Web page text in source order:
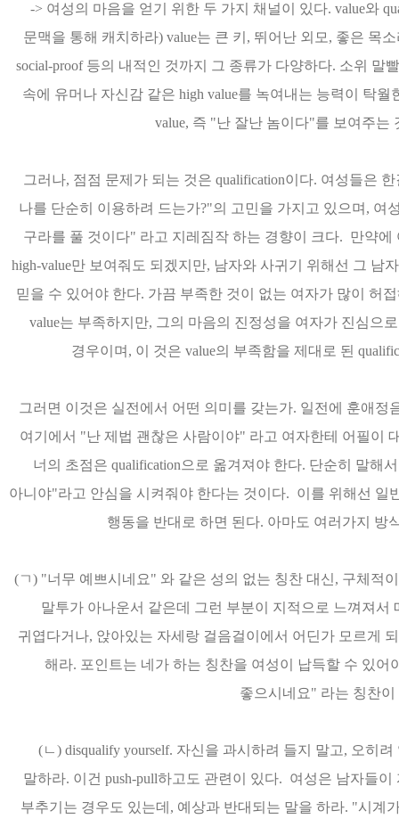
-> 여성의 마음을 얻기 위한 두 가지 채널이 있다. value와
문맥을 통해 캐치하라) value는 큰 키, 뛰어난 외모, 좋은 목
social-proof 등의 내적인 것까지 그 종류가 다양하다. 소위
속에 유머나 자신감 같은 high value를 녹여내는 능력이 탁
value, 즉 "난 잘난 놈이다"를 보여주
그러나, 점점 문제가 되는 것은 qualification이다. 여성들은
나를 단순히 이용하려 드는가?"의 고민을 가지고 있으며,
구라를 풀 것이다" 라고 지레짐작 하는 경향이 크다. 만약
high-value만 보여줘도 되겠지만, 남자와 사귀기 위해선 그 남
믿을 수 있어야 한다. 가끔 부족한 것이 없는 여자가 많이 허
value는 부족하지만, 그의 마음의 진정성을 여자가 진심으
경우이며, 이 것은 value의 부족함을 제대로 된
그러면 이것은 실전에서 어떤 의미를 갖는가. 일전에 훈애
여기에서 "난 제법 괜찮은 사람이야" 라고 여자한테 어필이
너의 초점은 qualification으로 옮겨져야 한다. 단순히 말해
아니야"라고 안심을 시켜줘야 한다는 것이다. 이를 위해선 일
행동을 반대로 하면 된다. 아마도 여러가지 방
(ㄱ) "너무 예쁘시네요" 와 같은 성의 없는 칭찬 대신, 구체적
말투가 아나운서 같은데 그런 부분이 지적으로 느껴져
귀엽다거나, 앉아있는 자세랑 걸음걸이에서 어딘가 모르게
해라. 포인트는 네가 하는 칭찬을 여성이 납득할 수 있
좋으시네요" 라는 칭찬
(ㄴ) disqualify yourself. 자신을 과시하려 들지 말고, 오히
말하라. 이건 push-pull하고도 관련이 있다. 여성은 남자들
부추기는 경우도 있는데, 예상과 반대되는 말을 하라. "시계